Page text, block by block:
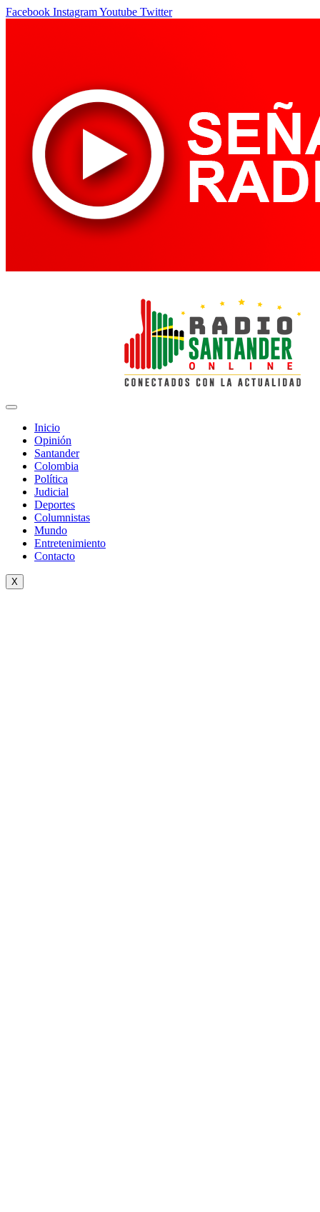
Facebook InstagramYoutube Twitter
Inicio
Opinión
Santander
Colombia
Política
Judicial
Deportes
Columnistas
Mundo
Entretenimiento
Contacto
X